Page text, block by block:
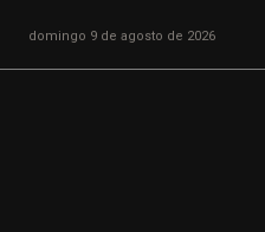
domingo 9 de agosto de 2026